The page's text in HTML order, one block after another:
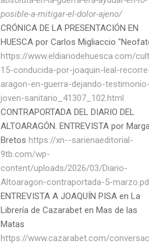
posible-a-mitigar-el-dolor-ajeno/
CRÓNICA DE LA PRESENTACIÓN EN
HUESCA por Carlos Migliaccio
https://www.eldiariodehuesca.com/
15-conducida-por-joaquin-leal-
aragon-en-guerra-dejando-testimonio-
joven-sanitario_41307_102.html
CONTRAPORTADA DEL DIARIO DEL
ALTOARAGÓN. ENTREVISTA por
Bretos https://xn--sarienaeditorial-
9tb.com/wp-
content/uploads/2026/03/Diario-
Altoaragon-contraportada-5-
ENTREVISTA A JOAQUÍN PISA en La
Librería de Cazarabet en Mas de las
Matas
https://www.cazarabet.com/